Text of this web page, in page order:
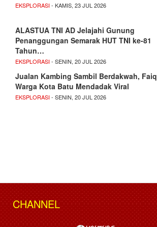
EKSPLORASI- KAMIS, 23 JUL 2026
ALASTUA TNI AD Jelajahi Gunung
Penanggungan Semarak HUT TNI ke-81
Tahun…
EKSPLORASI- SENIN, 20 JUL 2026
Jualan Kambing Sambil Berdakwah, Faiq
Warga Kota Batu Mendadak Viral
EKSPLORASI- SENIN, 20 JUL 2026
CHANNEL